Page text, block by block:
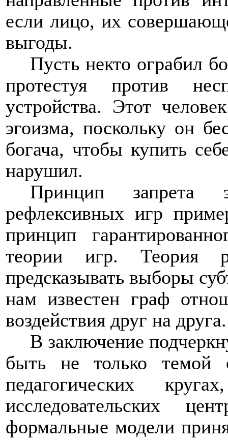
если лицо, их
выгоды.
Пусть некто ограбил
протестуя против
устройства. Этот
эгоизма, поскольку он
богача, чтобы купить
нарушил.
Принцип запрета
рефлексивных игр
принцип
теории игр. Теория
предсказывать выборы
нам известен граф
воздействия друг на друга.
В заключение
быть не только темой
педагогических
исследовательских
формальные модели